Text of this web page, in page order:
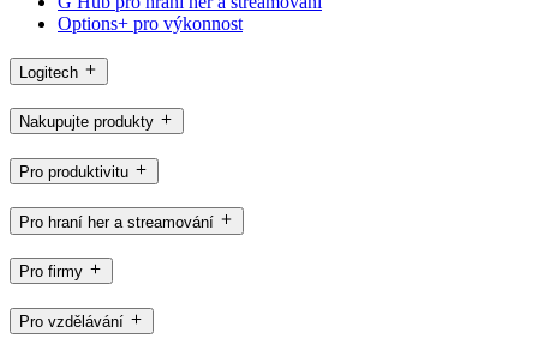
Options+ pro výkonnost
Logitech
Nakupujte produkty
Pro produktivitu
Pro hraní her a streamování
Pro firmy
Pro vzdělávání